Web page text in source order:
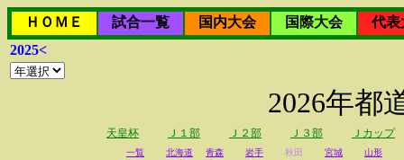
ＨＯＭＥ 試合一覧 国内大会 国際大会
代表
2025<
2026年都
天皇杯 Ｊ１部 Ｊ２部 Ｊ３部 Ｊカップ
一覧 北海道 青森 岩手 秋田 宮城
山形